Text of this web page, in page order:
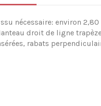
nécessaire: environ
droit de ligne
rabats